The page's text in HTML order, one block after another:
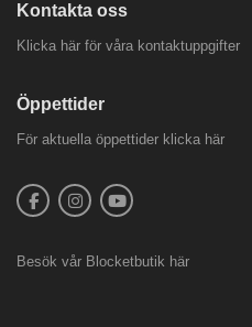
Kontakta oss
Klicka här för våra kontaktuppgifter
Öppettider
För aktuella öppettider klicka här
Besök vår Blocketbutik här